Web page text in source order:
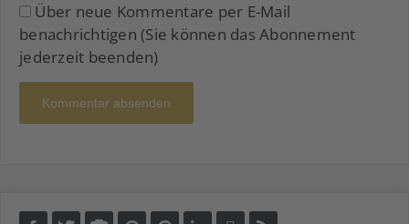
Über neue Kommentare per E-Mail
benachrichtigen (Sie können das Abonnement
jederzeit beenden)
Kommentar absenden